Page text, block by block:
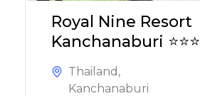
Royal Nine Resort
Kanchanaburi ⭐⭐⭐
Thailand ,
Kanchanaburi